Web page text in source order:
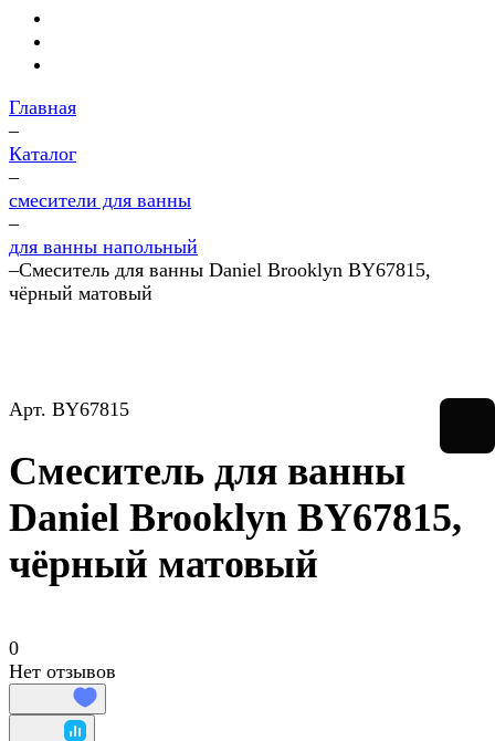
Главная
–
Каталог
–
смесители для ванны
–
для ванны напольный
–Смеситель для ванны Daniel Brooklyn BY67815,
чёрный матовый
Арт. BY67815
Смеситель для ванны
Daniel Brooklyn BY67815,
чёрный матовый
0
Нет отзывов